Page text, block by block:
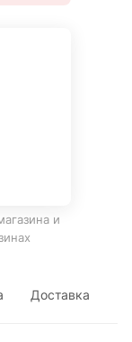
и
Доставка